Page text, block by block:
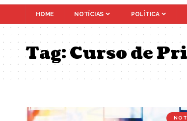
HOME NOTÍCIAS POLÍTICA
Tag:Curso de